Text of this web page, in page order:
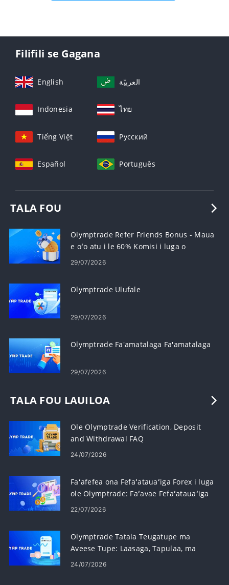
Filifili se Gagana
English العربيّة
Indonesia ไทย
Tiếng Việt Русский
Español Português
TALA FOU
Olymptrade Refer Friends Bonus - Maua
e oʻo atu i le 60% Komisi i luga o
Faʻamatalaga
29/07/2026
Olymptrade Ulufale
29/07/2026
Olymptrade Fa'amatalaga Fa'amatalaga
29/07/2026
TALA FOU LAUILOA
Ole Olymptrade Verification, Deposit
and Withdrawal FAQ
24/07/2026
Faʻafefea ona Fefaʻatauaʻiga Forex i luga
ole Olymptrade: Faʻavae Fefaʻatauaʻiga
Faʻavae
22/07/2026
Olymptrade Tatala Teugatupe ma
Aveese Tupe: Laasaga, Tapulaa, ma
Taimi
24/07/2026